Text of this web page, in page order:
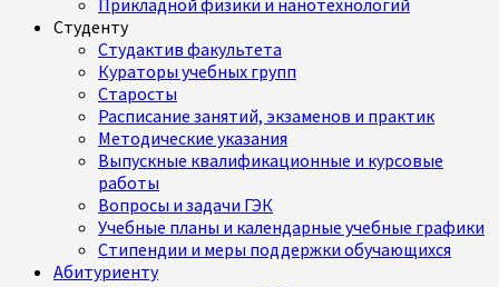
Прикладной физики и нанотехнологий
Студенту
Студактив факультета
Кураторы учебных групп
Старосты
Расписание занятий, экзаменов и практик
Методические указания
Выпускные квалификационные и курсовые
работы
Вопросы и задачи ГЭК
Учебные планы и календарные учебные графики
Стипендии и меры поддержки обучающихся
Абитуриенту